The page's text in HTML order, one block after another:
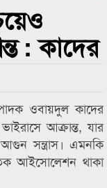
: কাদের
ওবায়দুল কাদের
আক্রান্ত, যার
সন্ত্রাস। এমনকি
আইসোলেশন থাকা